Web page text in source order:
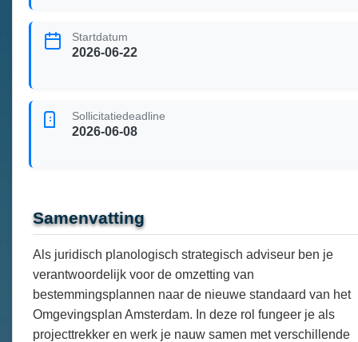
Startdatum
2026-06-22
Sollicitatiedeadline
2026-06-08
Samenvatting
Als juridisch planologisch strategisch adviseur ben je
verantwoordelijk voor de omzetting van
bestemmingsplannen naar de nieuwe standaard van het
Omgevingsplan Amsterdam. In deze rol fungeer je als
projecttrekker en werk je nauw samen met verschillende